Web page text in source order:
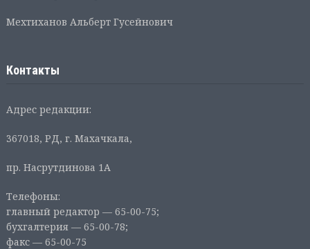
Мехтиханов Альберт Гусейнович
Контакты
Адрес редакции:
367018, РД, г. Махачкала,
пр. Насрутдинова 1А
Телефоны:
главный редактор — 65-00-75;
бухгалтерия — 65-00-78;
факс — 65-00-75